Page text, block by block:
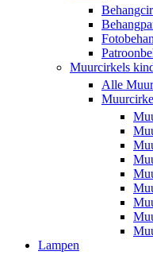
Muurcirkels
Alle
Lampen